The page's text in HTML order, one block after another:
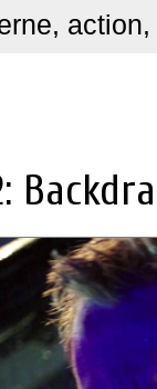
, action,